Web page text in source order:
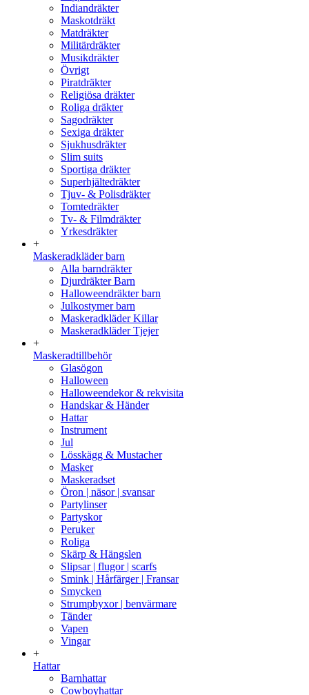
Indiandräkter
Maskotdräkt
Matdräkter
Militärdräkter
Musikdräkter
Övrigt
Piratdräkter
Religiösa dräkter
Roliga dräkter
Sagodräkter
Sexiga dräkter
Sjukhusdräkter
Slim suits
Sportiga dräkter
Superhjältedräkter
Tjuv- & Polisdräkter
Tomtedräkter
Tv- & Filmdräkter
Yrkesdräkter
+
Maskeradkläder barn
Alla barndräkter
Djurdräkter Barn
Halloweendräkter barn
Julkostymer barn
Maskeradkläder Killar
Maskeradkläder Tjejer
+
Maskeradtillbehör
Glasögon
Halloween
Halloweendekor & rekvisita
Handskar & Händer
Hattar
Instrument
Jul
Lösskägg & Mustacher
Masker
Maskeradset
Öron | näsor | svansar
Partylinser
Partyskor
Peruker
Roliga
Skärp & Hängslen
Slipsar | flugor | scarfs
Smink | Hårfärger | Fransar
Smycken
Strumpbyxor | benvärmare
Tänder
Vapen
Vingar
+
Hattar
Barnhattar
Cowboyhattar